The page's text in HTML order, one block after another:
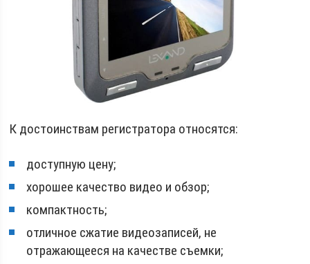
К достоинствам регистратора относятся:
доступную цену;
хорошее качество видео и обзор;
компактность;
отличное сжатие видеозаписей, не
отражающееся на качестве съемки;